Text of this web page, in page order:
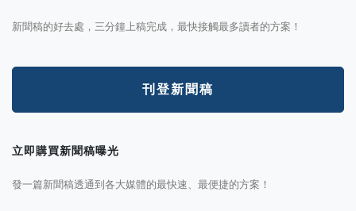
新聞稿的好去處，三分鐘上稿完成，最快接觸最多讀者的方案！
刊登新聞稿
立即購買新聞稿曝光
發一篇新聞稿透通到各大媒體的最快速、最便捷的方案！